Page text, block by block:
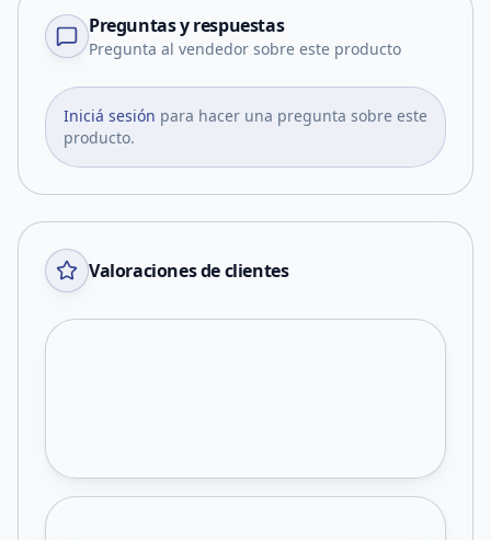
Preguntas y respuestas
Pregunta al vendedor sobre este producto
Iniciá sesión para hacer una pregunta sobre este
producto.
Valoraciones de clientes